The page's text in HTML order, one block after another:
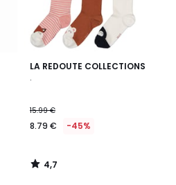
LA REDOUTE COLLECTIONS
.
15.99 €
8.79 € -45%
4,7
4,7
/